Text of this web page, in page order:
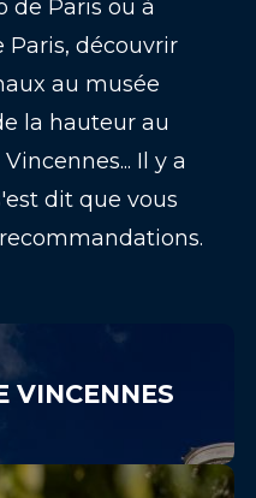
de Paris ou à
découvrir
au musée
la hauteur au
Il y a
dit que vous
VINCENNES